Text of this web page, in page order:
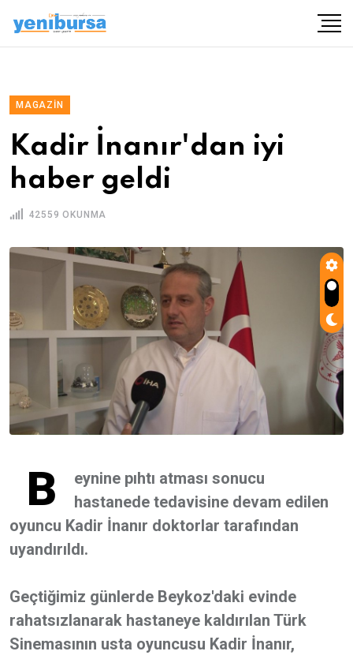
MAGAZIN
Kadir İnanır'dan iyi
haber geldi
42559 OKUNMA
B
eynine pıhtı atması sonucu
hastanede tedavisine devam edilen
oyuncu Kadir İnanır doktorlar tarafından
uyandırıldı.
Geçtiğimiz günlerde Beykoz'daki evinde
rahatsızlanarak hastaneye kaldırılan Türk
Sinemasının usta oyuncusu Kadir İnanır,